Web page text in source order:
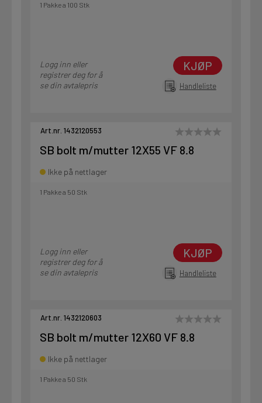
1 Pakke a 100 Stk
Logg inn eller
registrer deg for å
se din avtalepris
KJØP
Handleliste
Art.nr. 1432120553
SB bolt m/mutter 12X55 VF 8.8
Ikke på nettlager
1 Pakke a 50 Stk
Logg inn eller
registrer deg for å
se din avtalepris
KJØP
Handleliste
Art.nr. 1432120603
SB bolt m/mutter 12X60 VF 8.8
Ikke på nettlager
1 Pakke a 50 Stk